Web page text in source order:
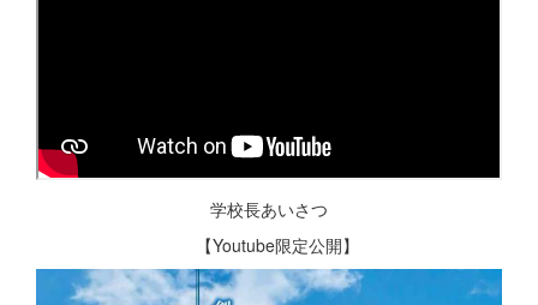
学校長あいさつ
【Youtube限定公開】